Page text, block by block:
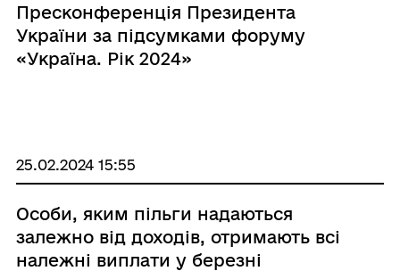
Пресконференція Президента
України за підсумками форуму
«Україна. Рік 2024»
25.02.2024 15:55
Особи, яким пільги надаються
залежно від доходів, отримають всі
належні виплати у березні